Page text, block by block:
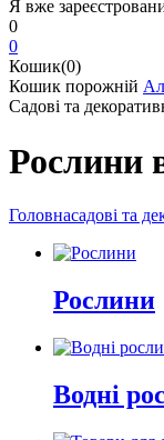
Я вже
0
0
Кошик(0)
Кошик порожній
Садові та
Рослини
Головнасадові та
Рослини
Водні